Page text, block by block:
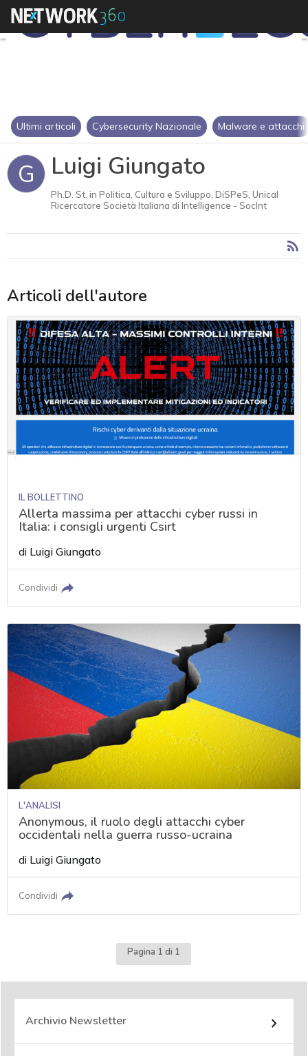
Ultimi articoli Cybersecurity Nazionale Malware e attacchi
G Luigi Giungato
Ph.D. St. in Politica, Cultura e Sviluppo, DiSPeS, Unical
Ricercatore Società Italiana di Intelligence - SocInt
Articoli dell'autore
IL BOLLETTINO
Allerta massima per attacchi cyber russi in
Italia: i consigli urgenti Csirt
di Luigi Giungato
Condividi
L'ANALISI
Anonymous, il ruolo degli attacchi cyber
occidentali nella guerra russo-ucraina
di Luigi Giungato
Condividi
Pagina 1 di 1
Archivio Newsletter